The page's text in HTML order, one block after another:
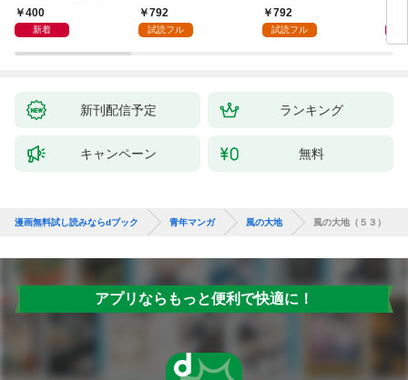
400
新着
792
試読フル
792
試読フル
新刊配信予定 ランキング
キャンペーン 無料
漫画無料試し読みならdブック 青年マンガ 風の大地 風の大地（５３）
アプリならもっと便利で快適に！